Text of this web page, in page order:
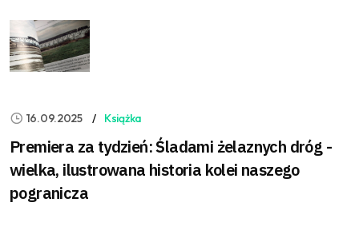
16.09.2025 Książka
Premiera za tydzień: Śladami żelaznych dróg -
wielka, ilustrowana historia kolei naszego
pogranicza